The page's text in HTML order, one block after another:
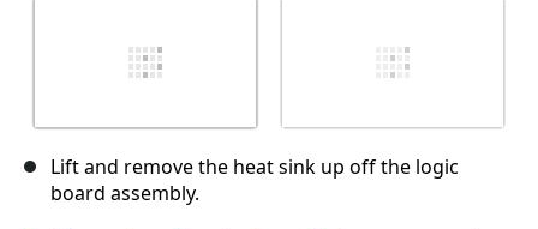
Lift and remove the heat sink up off the logic
board assembly.